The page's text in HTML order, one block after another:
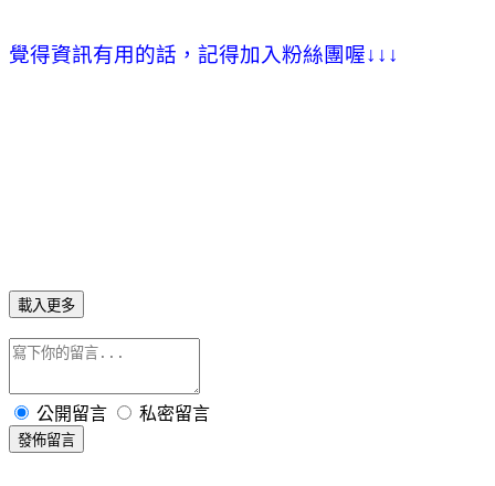
覺得資訊有用的話，記得加入粉絲團喔↓ ↓ ↓
載入更多
公開留言 私密留言
發佈留言